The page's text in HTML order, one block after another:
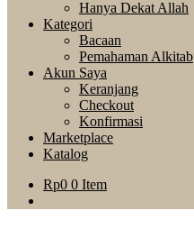
Hanya Dekat Allah
Kategori
Bacaan
Pemahaman Alkitab
Akun Saya
Keranjang
Checkout
Konfirmasi
Marketplace
Katalog
Rp0 0 Item